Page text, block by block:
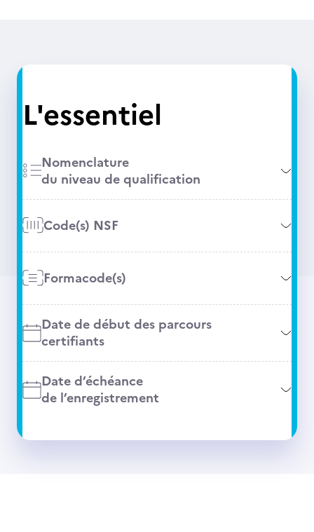
L'essentiel
Nomenclature
du niveau de qualification
Code(s) NSF
Formacode(s)
Date de début des parcours
certifiants
Date d’échéance
de l’enregistrement